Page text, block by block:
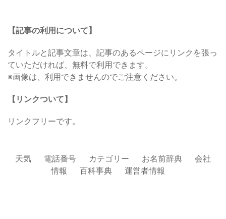
【記事の利用について】
タイトルと記事文章は、記事のあるページにリンクを張っ
ていただければ、無料で利用できます。
※画像は、利用できませんのでご注意ください。
【リンクついて】
リンクフリーです。
天気 電話番号 カテゴリー お名前辞典
会社
情報
百科事典 運営者情報